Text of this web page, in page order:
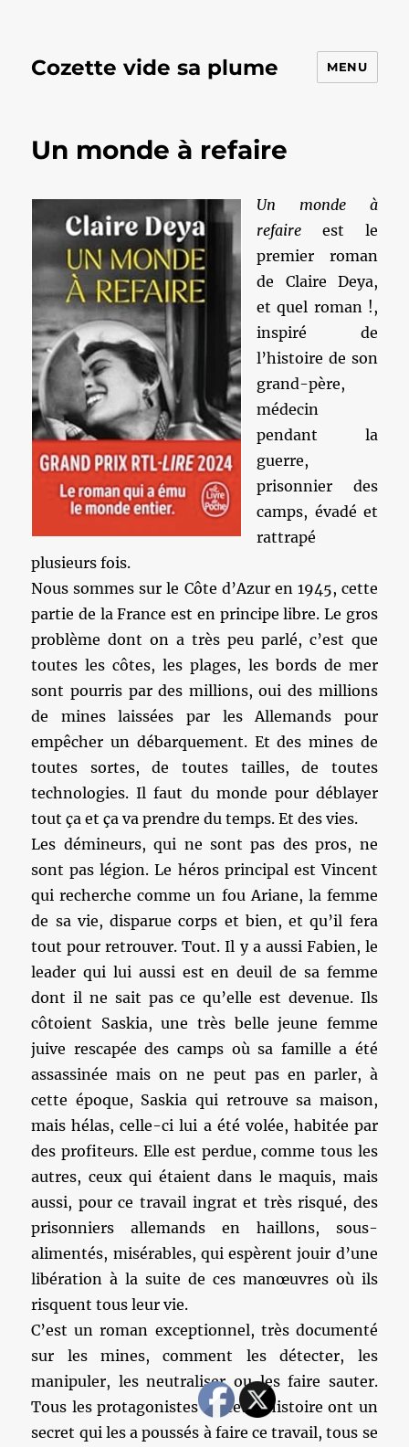
Cozette vide sa plume MENU
Un monde à refaire
Un monde à
refaire est le
premier roman
de Claire Deya,
et quel roman !,
inspiré de
l’histoire de son
grand-père,
médecin
pendant la
guerre,
prisonnier des
camps, évadé et
rattrapé
plusieurs fois.
Nous sommes sur le Côte d’Azur en 1945, cette
partie de la France est en principe libre. Le gros
problème dont on a très peu parlé, c’est que
toutes les côtes, les plages, les bords de mer
sont pourris par des millions, oui des millions
de mines laissées par les Allemands pour
empêcher un débarquement. Et des mines de
toutes sortes, de toutes tailles, de toutes
technologies. Il faut du monde pour déblayer
tout ça et ça va prendre du temps. Et des vies.
Les démineurs, qui ne sont pas des pros, ne
sont pas légion. Le héros principal est Vincent
qui recherche comme un fou Ariane, la femme
de sa vie, disparue corps et bien, et qu’il fera
tout pour retrouver. Tout. Il y a aussi Fabien, le
leader qui lui aussi est en deuil de sa femme
dont il ne sait pas ce qu’elle est devenue. Ils
côtoient Saskia, une très belle jeune femme
juive rescapée des camps où sa famille a été
assassinée mais on ne peut pas en parler, à
cette époque, Saskia qui retrouve sa maison,
mais hélas, celle-ci lui a été volée, habitée par
des profiteurs. Elle est perdue, comme tous les
autres, ceux qui étaient dans le maquis, mais
aussi, pour ce travail ingrat et très risqué, des
prisonniers allemands en haillons, sous-
alimentés, misérables, qui espèrent jouir d’une
libération à la suite de ces manœuvres où ils
risquent tous leur vie.
C’est un roman exceptionnel, très documenté
sur les mines, comment les détecter, les
manipuler, les neutraliser ou les faire sauter.
Tous les protagonistes de cette histoire ont un
secret qui les a poussés à faire ce travail, tous se